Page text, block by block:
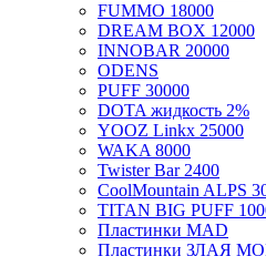
DREAM BOX 12000
INNOBAR 20000
ODENS
PUFF 30000
DOTA жидкость 2%
YOOZ Linkx 25000
WAKA 8000
Twister Bar 2400
CoolMountain ALPS
TITAN BIG PUFF
Пластинки MAD
Пластинки ЗЛАЯ